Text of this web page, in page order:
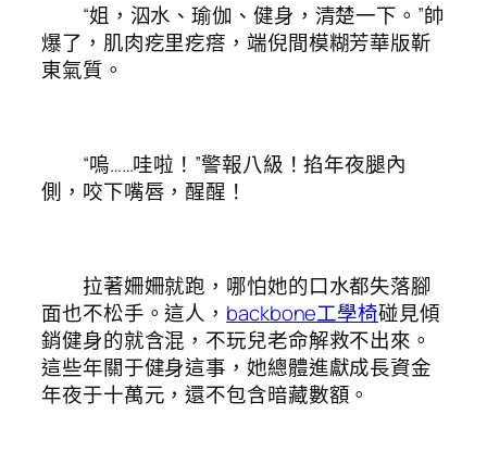
“姐，泅水、瑜伽、健身，清楚一下。”帥
爆了，肌肉疙里疙瘩，端倪間模糊芳華版靳
東氣質。
“嗚……哇啦！”警報八級！掐年夜腿內
側，咬下嘴唇，醒醒！
拉著姍姍就跑，哪怕她的口水都失落腳
面也不松手。這人， backbone工學椅碰見傾
銷健身的就含混，不玩兒老命解救不出來。
這些年關于健身這事，她總體進獻成長資金
年夜于十萬元，還不包含暗藏數額。